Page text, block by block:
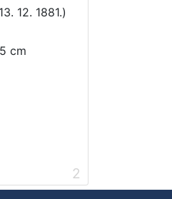
12. 1881.)
cm
2